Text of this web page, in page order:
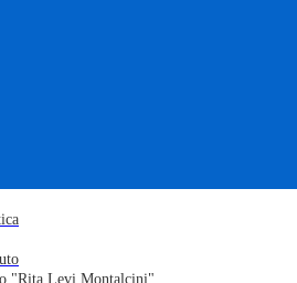
"Rita Levi Montalcini"